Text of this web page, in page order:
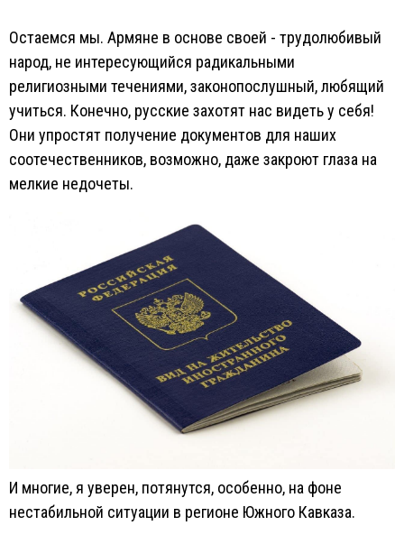
Остаемся мы. Армяне в основе своей - трудолюбивый
народ, не интересующийся радикальными
религиозными течениями, законопослушный, любящий
учиться. Конечно, русские захотят нас видеть у себя!
Они упростят получение документов для наших
соотечественников, возможно, даже закроют глаза на
мелкие недочеты.
И многие, я уверен, потянутся, особенно, на фоне
нестабильной ситуации в регионе Южного Кавказа.